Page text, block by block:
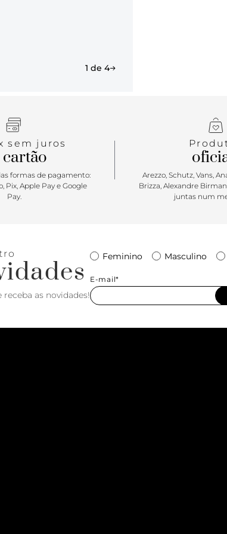
1 de 4
sem juros
formas de pagamento:
Pix, Apple Pay e Google
Pay.
Arezzo, Schutz, Vans,
Brizza, Alexandre
juntas num
as novidades!
Feminino Masculino
E-mail*